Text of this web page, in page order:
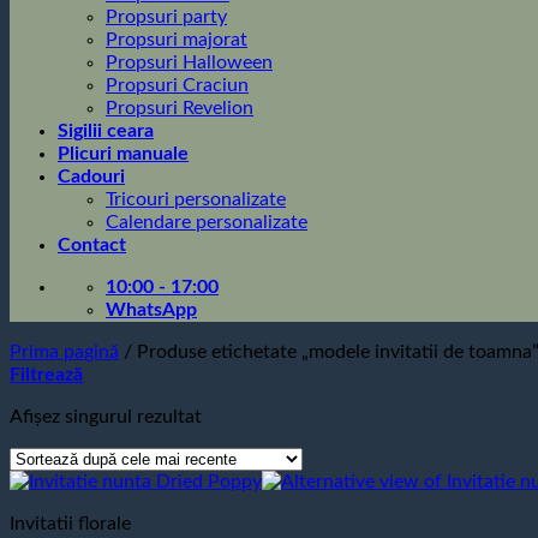
Propsuri party
Propsuri majorat
Propsuri Halloween
Propsuri Craciun
Propsuri Revelion
Sigilii ceara
Plicuri manuale
Cadouri
Tricouri personalizate
Calendare personalizate
Contact
10:00 - 17:00
WhatsApp
Prima pagină / Produse etichetate „modele invitatii de toamna”
Filtrează
Afișez singurul rezultat
Invitatii florale